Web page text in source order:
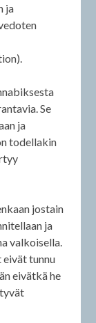
ja
Se
ja
todellakin
jostain
ja
valkoisella.
tunnu
eivätkä he